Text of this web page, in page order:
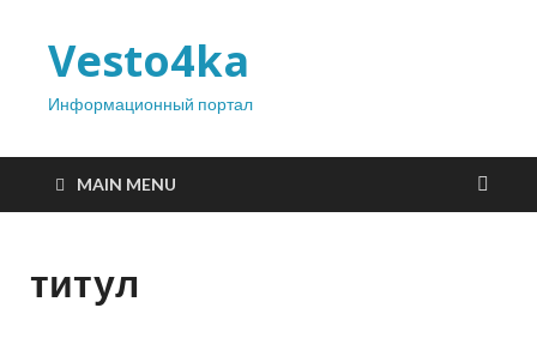
Vesto4ka
Информационный портал
MAIN MENU
титул